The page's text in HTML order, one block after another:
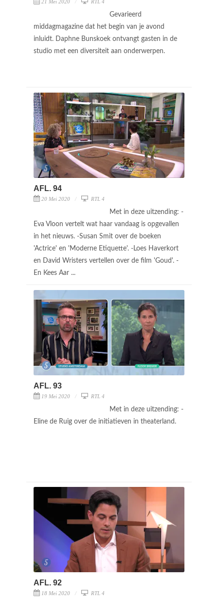
21 Mei 2020 RTL 4
Gevarieerd
middagmagazine dat het begin van je avond
inluidt. Daphne Bunskoek ontvangt gasten in de
studio met een diversiteit aan onderwerpen.
AFL. 94
20 Mei 2020 RTL 4
Met in deze uitzending: -
Eva Vloon vertelt wat haar vandaag is opgevallen
in het nieuws. -Susan Smit over de boeken
'Actrice' en 'Moderne Etiquette'. -Loes Haverkort
en David Wristers vertellen over de film 'Goud'. -
En Kees Aar ...
AFL. 93
19 Mei 2020 RTL 4
Met in deze uitzending: -
Eline de Ruig over de initiatieven in theaterland.
AFL. 92
18 Mei 2020 RTL 4